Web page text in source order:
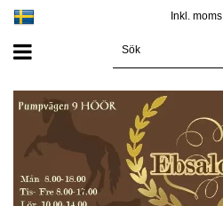
Inkl. moms